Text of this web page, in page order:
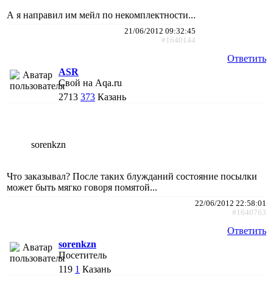
А я направил им мейл по некомплектности...
21/06/2012 09:32:45
#1640144
Ответить
ASR
Свой на Aqa.ru
2713 373 Казань
sorenkzn
Что заказывал? После таких блужданий состояние посылки
может быть мягко говоря помятой...
22/06/2012 22:58:01
#1640763
Ответить
sorenkzn
Посетитель
119 1 Казань